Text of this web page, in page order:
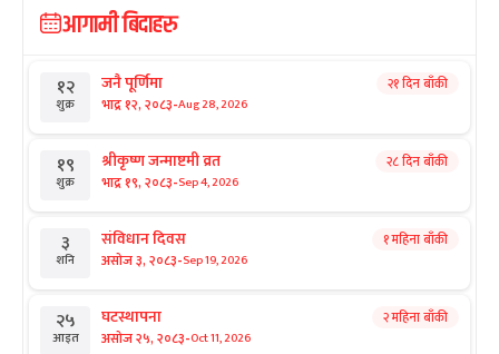
आगामी बिदाहरु
१२
शुक्र
जनै पूर्णिमा
भाद्र १२, २०८३-Aug 28, 2026
२१ दिन बाँकी
१९
शुक्र
श्रीकृष्ण जन्माष्टमी व्रत
भाद्र १९, २०८३-Sep 4, 2026
२८ दिन बाँकी
३
शनि
संविधान दिवस
असोज ३, २०८३-Sep 19, 2026
१ महिना बाँकी
२५
आइत
घटस्थापना
असोज २५, २०८३-Oct 11, 2026
२ महिना बाँकी